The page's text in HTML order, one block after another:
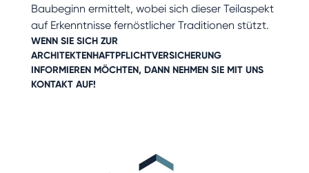
Baubeginn ermittelt, wobei sich dieser Teilaspekt
auf Erkenntnisse fernöstlicher Traditionen stützt.
WENN SIE SICH ZUR
ARCHITEKTENHAFTPFLICHTVERSICHERUNG
INFORMIEREN MÖCHTEN, DANN NEHMEN SIE MIT UNS
KONTAKTAUF!